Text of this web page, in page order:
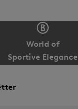
World of
Sportive Elegance